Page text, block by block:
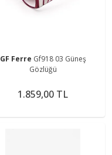
GF Ferre Gf918 03 Güneş
Gözlüğü
1.859,00 TL